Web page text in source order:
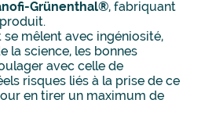
Grünenthal®, fabriquant
mêlent avec ingéniosité,
la science, les bonnes
avec celle de
risques liés à la prise de ce
en tirer un maximum de